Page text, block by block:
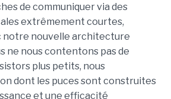
de communiquer via des
extrêmement courtes,
notre nouvelle architecture
ne nous contentons pas de
plus petits, nous
dont les puces sont construites
et une efficacité